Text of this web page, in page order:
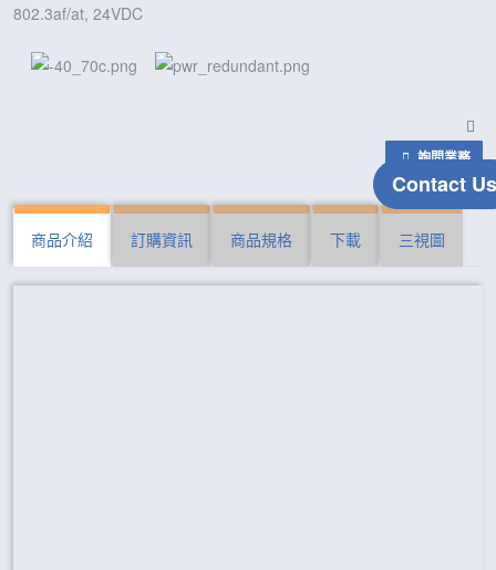
Contact Us
802.3af/at, 24VDC
詢問業務
商品介紹 訂購資訊 商品規格 下載 三視圖